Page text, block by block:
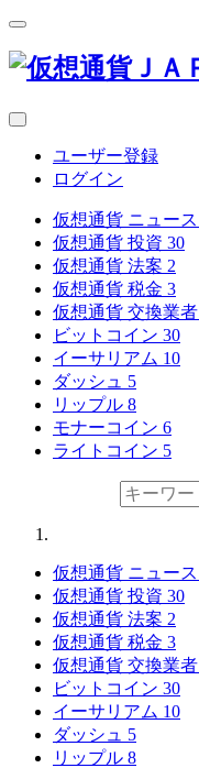
ユーザー登録
ログイン
仮想通貨 ニュース
仮想通貨 投資 30
仮想通貨 法案 2
仮想通貨 税金 3
仮想通貨 交換業者
ビットコイン 30
イーサリアム 10
ダッシュ 5
リップル 8
モナーコイン 6
ライトコイン 5
仮想通貨 ニュース
仮想通貨 投資 30
仮想通貨 法案 2
仮想通貨 税金 3
仮想通貨 交換業者
ビットコイン 30
イーサリアム 10
ダッシュ 5
リップル 8